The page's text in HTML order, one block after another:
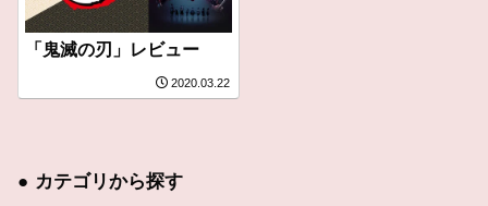
「鬼滅の刃」レビュー
2020.03.22
● カテゴリから探す